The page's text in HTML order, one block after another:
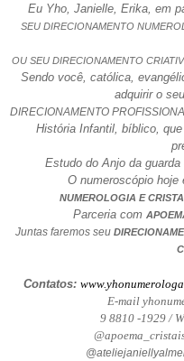
Eu Yho, Janielle, Erika, em
SEU DIRECIONAMENTO
OU SEU DIRECIONAMENTO
Sendo você, católica,
adquirir o seu
DIRECIONAMENTO
História Infantil, bíblico,
Estudo do Anjo da
O numeroscópio hoje
NUMEROLOGIA E
Parceria com
Juntas faremos seu
Contatos:
E-mail
9 8810 -1929 /